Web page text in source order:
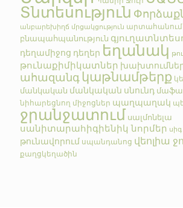
Տնտեսություն
անբարեխիղճ մրցակցություն արտահանում
բնապահպանություն
դեղամիջոց դեղեր եղանակ
թունաքիմիկատներ
ահազանգկաթնամթերք
մանկական մանկական սնունդ
նիհարեցնող միջոցներ պաղպաղակ
ջրանջատում սալմոնելա
սանիտարահիգիենիկ նորմեր սիգ
թունավորում սպանդանոց վեոլիա
քաղցկեղածին